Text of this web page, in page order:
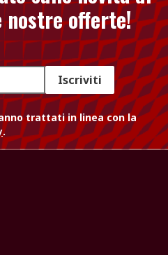
nostre offerte!
Iscriviti
trattati in linea con la
.